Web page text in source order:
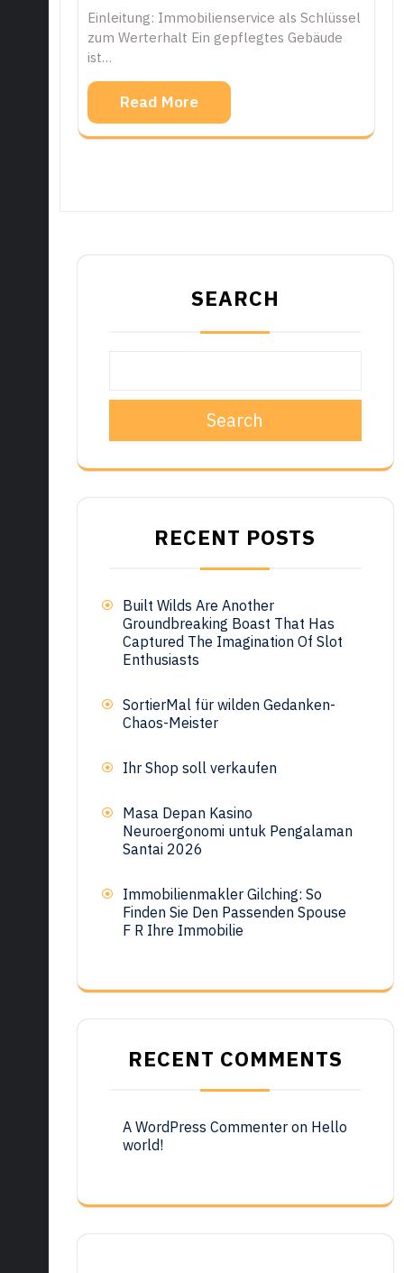
Einleitung: Immobilienservice als Schlüssel
zum Werterhalt Ein gepflegtes Gebäude
ist…
Read More
SEARCH
Search
RECENT POSTS
Built Wilds Are Another
Groundbreaking Boast That Has
Captured The Imagination Of Slot
Enthusiasts
SortierMal für wilden Gedanken-
Chaos-Meister
Ihr Shop soll verkaufen
Masa Depan Kasino
Neuroergonomi untuk Pengalaman
Santai 2026
Immobilienmakler Gilching: So
Finden Sie Den Passenden Spouse
F R Ihre Immobilie
RECENT COMMENTS
A WordPress Commenteron Hello
world!